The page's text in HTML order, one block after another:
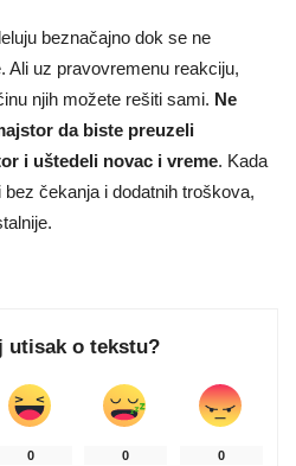
beznačajno dok se ne
Ali uz pravovremenu reakciju,
njih možete rešiti sami. Ne
da biste preuzeli
i uštedeli novac i vreme. Kada
čekanja i dodatnih troškova,
utisak o tekstu?
0 0 0